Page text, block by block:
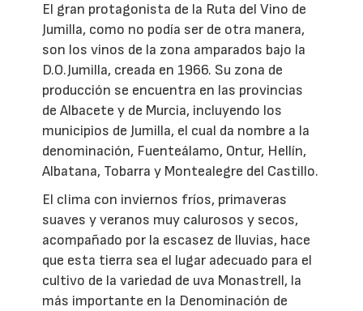
El gran protagonista de la Ruta del Vino de
Jumilla, como no podía ser de otra manera,
son los vinos de la zona amparados bajo la
D.O.Jumilla, creada en 1966. Su zona de
producción se encuentra en las provincias
de Albacete y de Murcia, incluyendo los
municipios de Jumilla, el cual da nombre a la
denominación, Fuenteálamo, Ontur, Hellín,
Albatana, Tobarra y Montealegre del Castillo.
El clima con inviernos fríos, primaveras
suaves y veranos muy calurosos y secos,
acompañado por la escasez de lluvias, hace
que esta tierra sea el lugar adecuado para el
cultivo de la variedad de uva Monastrell, la
más importante en la Denominación de